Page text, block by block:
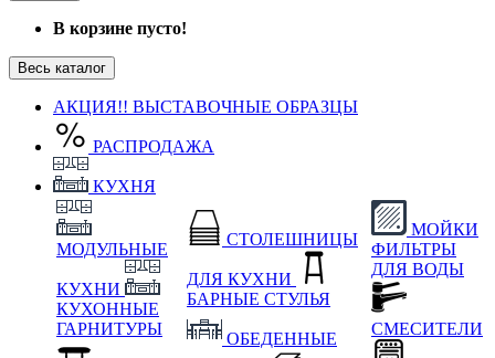
В корзине пусто!
Весь каталог
АКЦИЯ!! ВЫСТАВОЧНЫЕ ОБРАЗЦЫ
РАСПРОДАЖА
КУХНЯ
МОДУЛЬНЫЕ
КУХНИ
КУХОННЫЕ
ГАРНИТУРЫ
СТОЛЕШНИЦЫ
ДЛЯ КУХНИ
БАРНЫЕ СТУЛЬЯ
ОБЕДЕННЫЕ
МОЙКИ
ФИЛЬТРЫ
ДЛЯ ВОДЫ
СМЕСИТЕЛИ